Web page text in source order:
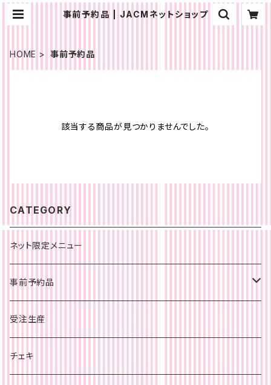
事前予約品 | JACMネットショップ
HOME 事前予約品
該当する商品が見つかりませんでした。
CATEGORY
ネット限定メニュー
事前予約品
旭川店
チェキ
札幌店
受注生産
チェキ